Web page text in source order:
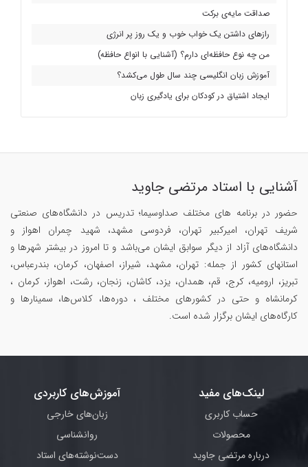
صداقت مایه‌ی برکت
رازهای داشتن یک خواب خوب و یک روز پر انرژی
من چه نوع حافظه‌ای دارم؟ (آشنایی با انواع حافظه)
آموزش زبان انگلیسی چند سال طول می‌کشد؟
ایجاد اشتیاق در کودکان برای یادگیری زبان
آشنایی با استاد مرتضی جاوید
حضور در برنامه های مختلف صداوسیما؛ تدریس در دانشگاه‌های صنعتی
شریف تهران، امیرکبیر تهران، فردوسی مشهد، شهید چمران اهواز و
دانشگاه‌های آزاد از دیگر سوابق ایشان می‌باشد و تا امروز در بیشتر شهرها و
استانهای کشور از جمله: تهران، مشهد، شیراز، اصفهان، کرمان، بندرعباس،
تبریز، ارومیه، کرج، قم، همدان، یزد، کاشان، زنجان، رشت، اهواز، کرمان ،
کرمانشاه و حتی در کشورهای مختلف ، دوره‌ها، کلاس‌ها، سمینار‌ها و
کارگاه‌های ایشان برگزار شده است.
لینک‌های مفید
حساب کاربری
محصولات
درباره مرتضی جاوید
آموزش‌های کاربردی
زبان‌های خارجی
روانشناسی
دست‌نوشته‌های استاد